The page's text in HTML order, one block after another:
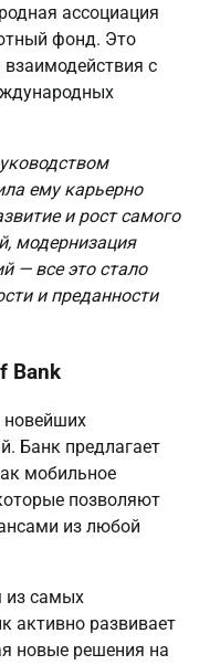
ассоциация
фонд. Это
с
ему карьерно
и рост самого
модернизация
— все это стало
и преданности
Bank
новейших
Банк предлагает
мобильное
позволяют
из любой
из самых
активно развивает
новые решения на